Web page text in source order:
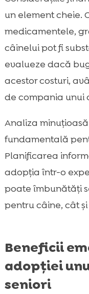
un element cheie.
medicamentele,
câinelui pot fi
evalueze dacă
acestor costuri,
de compania unui
Analiza
fundamentală
Planificarea
adopția într-o
poate îmbunătăți
pentru câine, cât
Beneficii
adopției
seniori